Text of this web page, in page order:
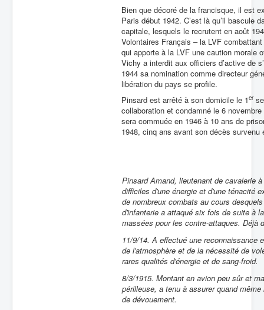
Bien que décoré de la francisque, il est
Paris début 1942. C’est là qu’il bascule
capitale, lesquels le recrutent en août
Volontaires Français – la LVF
qui apporte à la LVF une caution morale
Vichy a interdit aux officiers d’active de
1944 sa nomination comme directeur
libération du pays se profile.
Pinsard est arrêté à son domicile le 1er
collaboration et condamné le 6
sera commuée en 1946 à 10 ans de
1948, cinq ans avant son décès survenu
Pinsard Amand, lieutenant de cavalerie
difficiles d'une énergie et d'une ténacité
de nombreux combats au cours
d'infanterie a attaqué six fois de suite à
massées pour les contre-attaques. Déjà
11/9/14. A effectué une reconnaissance
de l'atmosphère et de la nécessité de
rares qualités d'énergie et de sang-froid.
8/3/1915. Montant en avion peu sûr et
périlleuse, a tenu à assurer quand
de dévouement.